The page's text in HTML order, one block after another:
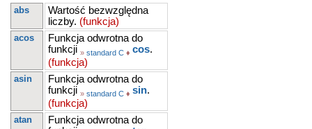
abs
Wartość bezwzględna
liczby. (funkcja)
acos
Funkcja odwrotna do
funkcji » standard C ♦ cos.
(funkcja)
asin
Funkcja odwrotna do
funkcji » standard C ♦ sin.
(funkcja)
atan
Funkcja odwrotna do